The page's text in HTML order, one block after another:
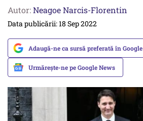
Autor:Neagoe Narcis-Florentin
Data publicării: 18 Sep 2022
Adaugă-ne ca sursă preferată în Google
Urmărește-ne pe Google News